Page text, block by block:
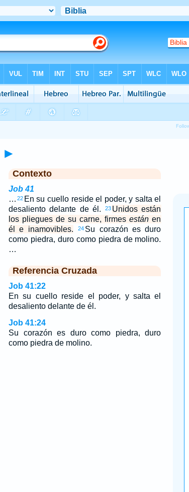
►
Contexto
Job 41
… 22 En su cuello reside el poder, y salta el
desaliento delante de él.
23 Unidos están
los pliegues de su carne, firmesestán en
él e inamovibles.
24 Su corazón es duro
como piedra, duro como piedra de molino.
…
Referencia Cruzada
Job 41:22
En su cuello reside el poder, y salta el
desaliento delante de él.
Job 41:24
Su corazón es duro como piedra, duro
como piedra de molino.